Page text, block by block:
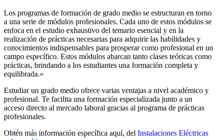
Los programas de formación de grado medio se estructuran en torno
a una serie de módulos profesionales. Cada uno de estos módulos se
enfoca en el estudio exhaustivo del temario esencial y en la
realización de prácticas necesarias para adquirir las habilidades y
conocimientos indispensables para prosperar como profesional en un
campo específico. Estos módulos abarcan tanto clases teóricas como
prácticas, brindando a los estudiantes una formación completa y
equilibrada.»
Estudiar un grado medio ofrece varias ventajas a nivel académico y
profesional. Te facilita una formación especializada junto a un
acceso directo al mercado laboral gracias al programa de prácticas
profesionales.
Obtén más información específica aquí, del Instalaciones Eléctricas